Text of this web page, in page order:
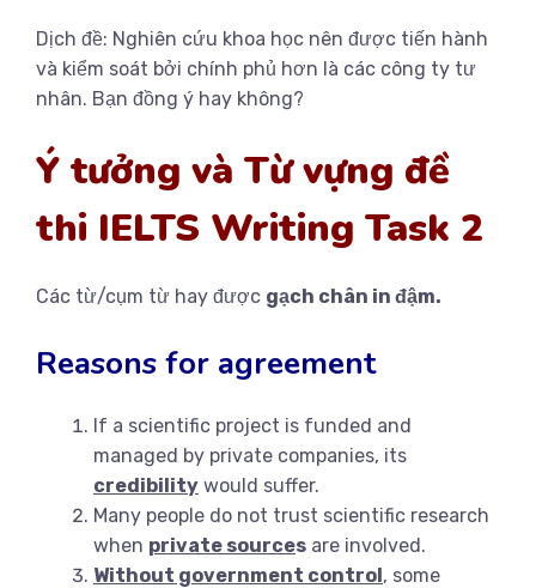
Dịch đề: Nghiên cứu khoa học nên được tiến hành
và kiểm soát bởi chính phủ hơn là các công ty tư
nhân. Bạn đồng ý hay không?
Ý tưởng và Từ vựng đề
thi IELTS Writing Task 2
Các từ/cụm từ hay được gạch chân in đậm.
Reasons for agreement
If a scientific project is funded and
managed by private companies, its
credibility would suffer.
Many people do not trust scientific research
when private sources are involved.
Without government control, some